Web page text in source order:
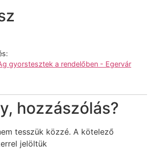
gyorstesztek a rendelőben - Egervár
hozzászólás?
tesszük közzé. A kötelező
jelöltük